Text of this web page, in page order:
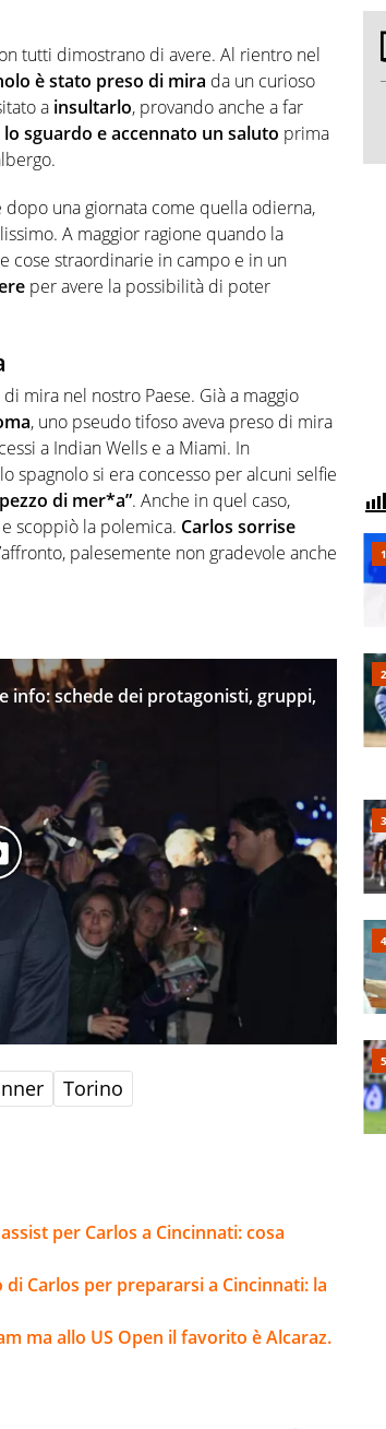
tutti dimostrano di avere. Al rientro nel
è stato preso di mira da un curioso
a insultarlo, provando anche a far
sguardo e accennato un saluto prima
dopo una giornata come quella odierna,
A maggior ragione quando la
cose straordinarie in campo e in un
per avere la possibilità di poter
mira nel nostro Paese. Già a maggio
, uno pseudo tifoso aveva preso di mira
a Indian Wells e a Miami. In
spagnolo si era concesso per alcuni selfie
di mer*a”. Anche in quel caso,
scoppiò la polemica. Carlos sorrise
palesemente non gradevole anche
info: schede dei protagonisti, gruppi,
Torino
per Carlos a Cincinnati: cosa
Carlos per prepararsi a Cincinnati: la
ma allo US Open il favorito è Alcaraz.